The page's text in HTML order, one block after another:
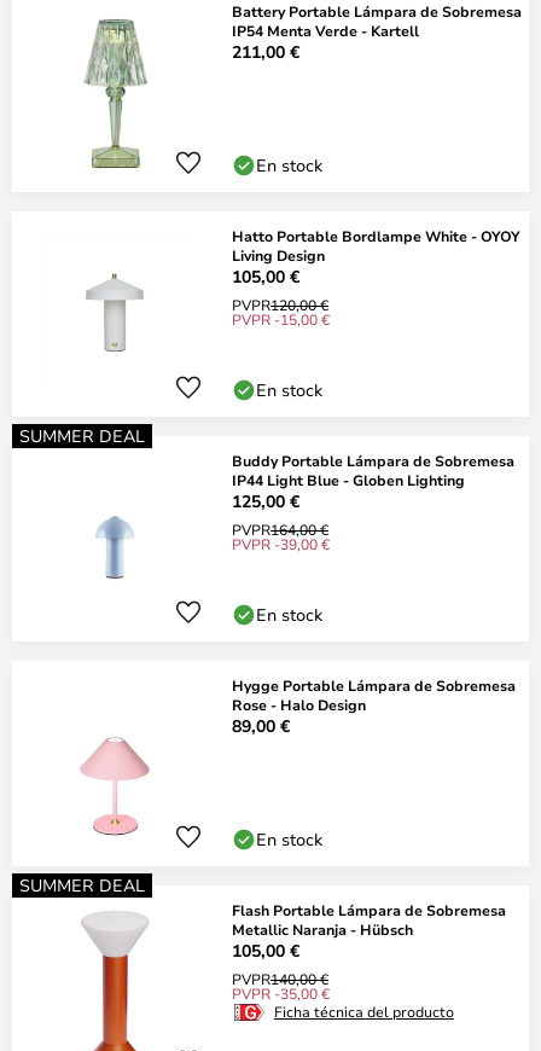
Battery Portable Lámpara de Sobremesa
IP54 Menta Verde - Kartell
211,00 €
En stock
Hatto Portable Bordlampe White - OYOY
Living Design
105,00 €
PVPR120,00 €
PVPR -15,00 €
En stock
SUMMER DEAL
Buddy Portable Lámpara de Sobremesa
IP44 Light Blue - Globen Lighting
125,00 €
PVPR164,00 €
PVPR -39,00 €
En stock
Hygge Portable Lámpara de Sobremesa
Rose - Halo Design
89,00 €
En stock
SUMMER DEAL
Flash Portable Lámpara de Sobremesa
Metallic Naranja - Hübsch
105,00 €
PVPR140,00 €
PVPR -35,00 €
Ficha técnica del producto